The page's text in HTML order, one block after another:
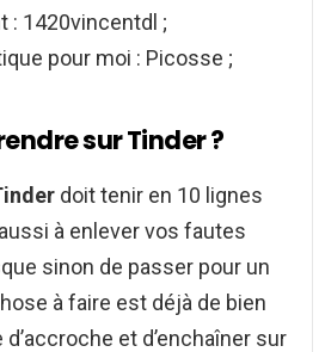
: 1420vincentdl ;
pour moi : Picosse ;
sur Tinder ?
doit tenir en 10 lignes
à enlever vos fautes
sinon de passer pour un
à faire est déjà de bien
et d’enchaîner sur